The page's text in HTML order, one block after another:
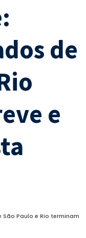
de
e
Paulo e Rio terminam